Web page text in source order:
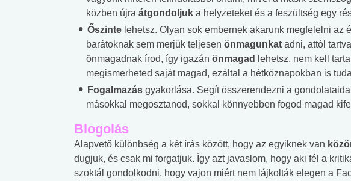
közben újra átgondoljuk a helyzeteket és a feszültség egy
Őszinte lehetsz. Olyan sok embernek akarunk megfelelni az
barátoknak sem merjük teljesen önmagunkat adni, attól
önmagadnak írod, így igazán önmagad
lehetsz, nem kell
megismerheted saját magad, ezáltal a hétköznapokban is
Fogalmazás gyakorlása. Segít összerendezni a
másokkal megosztanod, sokkal könnyebben fogod magad
Blogolás
Alapvető különbség a két írás között, hogy az egyiknek van
dugjuk, és csak mi forgatjuk. Így azt javaslom, hogy aki fél a
szoktál gondolkodni, hogy vajon miért nem lájkolták elegen a